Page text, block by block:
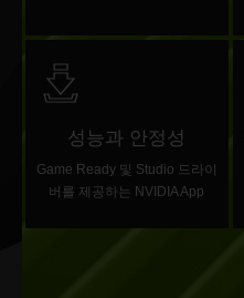
성능과 안정성
Game Ready 및 Studio 드라이
버를 제공하는 NVIDIA App